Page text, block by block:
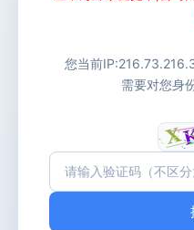
您当前IP:
需要对您身